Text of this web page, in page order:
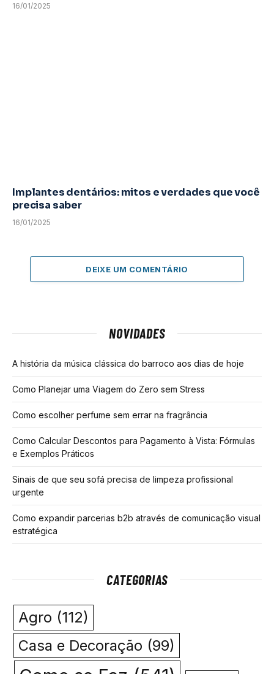
16/01/2025
Implantes dentários: mitos e verdades que você
precisa saber
16/01/2025
DEIXE UM COMENTÁRIO
NOVIDADES
A história da música clássica do barroco aos dias de hoje
Como Planejar uma Viagem do Zero sem Stress
Como escolher perfume sem errar na fragrância
Como Calcular Descontos para Pagamento à Vista: Fórmulas
e Exemplos Práticos
Sinais de que seu sofá precisa de limpeza profissional
urgente
Como expandir parcerias b2b através de comunicação visual
estratégica
CATEGORIAS
Agro (112)
Casa e Decoração (99)